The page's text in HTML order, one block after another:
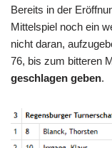
Bereits in der
Mittelspiel noch ein
nicht daran,
76, bis zum bitteren
geschlagen geben.